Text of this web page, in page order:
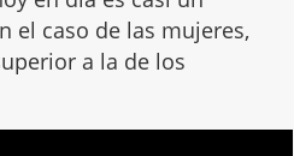
el caso de las mujeres,
a la de los